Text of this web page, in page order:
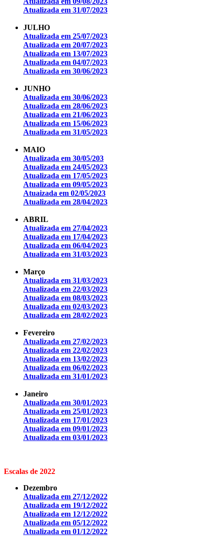
Atualizada em 31/07/2023
JULHO
Atualizada em 25/07/2023
Atualizada em 20/07/2023
Atualizada em 13/07/2023
Atualizada em 04/07/2023
Atualizada em 30/06/2023
JUNHO
Atualizada em 30/06/2023
Atualizada em 28/06/2023
Atualizada em 21/06/2023
Atualizada em 15/06/2023
Atualizada em 31/05/2023
MAIO
Atualizada em 30/05/203
Atualizada em 24/05/2023
Atualizada em 17/05/2023
Atualizada em 09/05/2023
Atuaizada em 02/05/2023
Atualizada em 28/04/2023
ABRIL
Atualizada em 27/04/2023
Atualizada em 17/04/2023
Atualizada em 06/04/2023
Atualizada em 31/03/2023
Março
Atualizada em 31/03/2023
Atualizada em 22/03/2023
Atualizada em 08/03/2023
Atualizada em 02/03/2023
Atualizada em 28/02/2023
Fevereiro
Atualizada em 27/02/2023
Atualizada em 22/02/2023
Atualizada em 13/02/2023
Atualizada em 06/02/2023
Atualizada em 31/01/2023
Janeiro
Atualizada em 30/01/2023
Atualizada em 25/01/2023
Atualizada em 17/01/2023
Atualizada em 09/01/2023
Atualizada em 03/01/2023
Escalas de 2022
Dezembro
Atualizada em 27/12/2022
Atualizada em 19/12/2022
Atualizada em 12/12/2022
Atualizada em 05/12/2022
Atualizada em 01/12/2022